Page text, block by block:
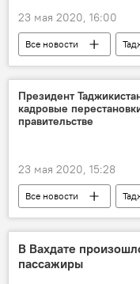
23 мая 2020, 16:00
Все новости
Общество
Президент
кадровые
правительстве
23 мая 2020, 15:28
Все новости
Политика
увольнение
В Вахдате
пассажиры